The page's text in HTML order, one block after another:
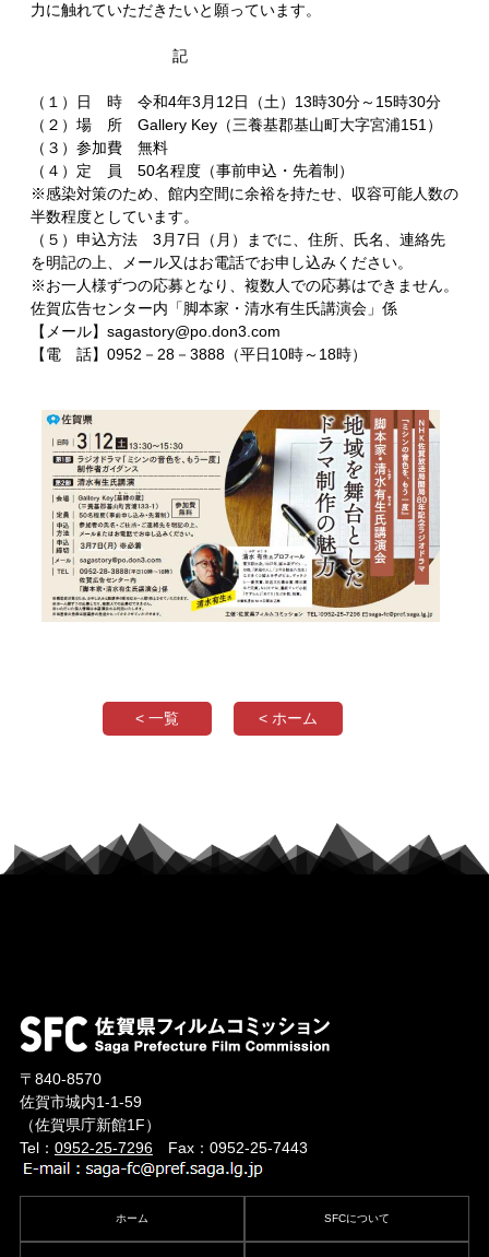
力に触れていただきたいと願っています。
記
（１）日 時 令和4年3月12日（土）13時30分～15時30分
（２）場 所 Gallery Key（三養基郡基山町大字宮浦151）
（３）参加費 無料
（４）定 員 50名程度（事前申込・先着制）
※感染対策のため、館内空間に余裕を持たせ、収容可能人数の
半数程度としています。
（５）申込方法 3月7日（月）までに、住所、氏名、連絡先
を明記の上、メール又はお電話でお申し込みください。
※お一人様ずつの応募となり、複数人での応募はできません。
佐賀広告センター内「脚本家・清水有生氏講演会」係
【メール】sagastory@po.don3.com
【電 話】0952－28－3888（平日10時～18時）
< 一覧 < ホーム
〒840-8570
佐賀市城内1-1-59
（佐賀県庁新館1F）
Tel： 0952-25-7296Fax：0952-25-7443
ホーム SFCについて